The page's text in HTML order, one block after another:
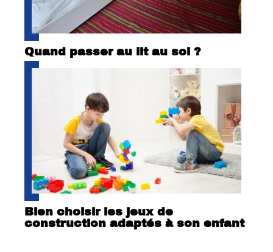
Quand passer au lit au sol ?
Bien choisir les jeux de
construction adaptés à son enfant